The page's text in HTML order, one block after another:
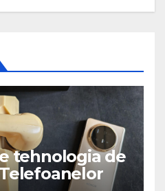
tehnologia de